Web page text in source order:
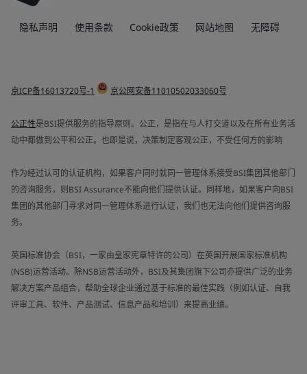
隐私声明 使用条款 Cookie政策 网站地图 无障碍
京ICP备16013720号-1 京公网安备11010502033060号
公正性是BSI提供服务的指导原则。公正，是指在与人打交道以及在所有业务活
动中都做到公平和公正。也即是说，决策制定客观公正，不受任何方的影响
作为经过认可的认证机构，如果客户同时就同一管理体系接受BSI集团其他部门
的咨询服务，则BSI Assurance不能向他们提供认证。同样地，如果客户向BSI
集团的其他部门寻求对同一管理体系进行认证，我们也无法向他们提供咨询服
务。
英国标准协会（BSI，一家由皇家宪章特许的公司）在英国开展国家标准机构
(NSB)运营活动。除NSB运营活动外，BSI及其集团旗下公司亦提供广泛的业务
解决方案产品组合，帮助全球企业通过基于标准的最佳实践（例如认证、自我
评审工具、软件、产品测试、信息产品和培训）来提高业绩。